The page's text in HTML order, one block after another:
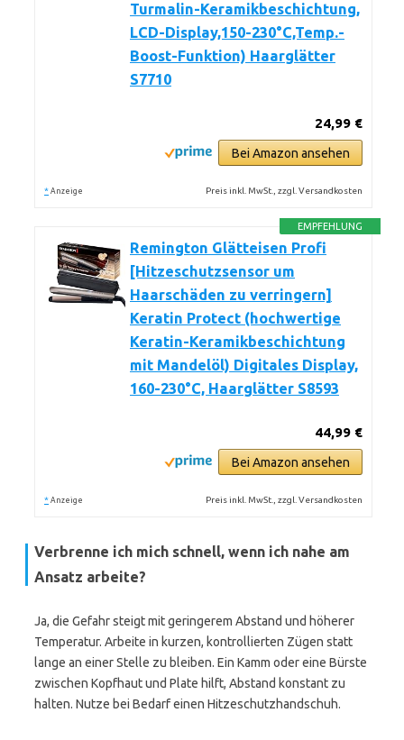
Turmalin-Keramikbeschichtung,
LCD-Display,150-230°C,Temp.-
Boost-Funktion) Haarglätter
S7710
24,99 €
Bei Amazon ansehen
* Anzeige Preis inkl. MwSt., zzgl. Versandkosten
EMPFEHLUNG
Remington Glätteisen Profi
[Hitzeschutzsensor um
Haarschäden zu verringern]
Keratin Protect (hochwertige
Keratin-Keramikbeschichtung
mit Mandelöl) Digitales Display,
160-230°C, Haarglätter S8593
44,99 €
Bei Amazon ansehen
* Anzeige Preis inkl. MwSt., zzgl. Versandkosten
Verbrenne ich mich schnell, wenn ich nahe am
Ansatz arbeite?
Ja, die Gefahr steigt mit geringerem Abstand und höherer
Temperatur. Arbeite in kurzen, kontrollierten Zügen statt
lange an einer Stelle zu bleiben. Ein Kamm oder eine Bürste
zwischen Kopfhaut und Plate hilft, Abstand konstant zu
halten. Nutze bei Bedarf einen Hitzeschutzhandschuh.